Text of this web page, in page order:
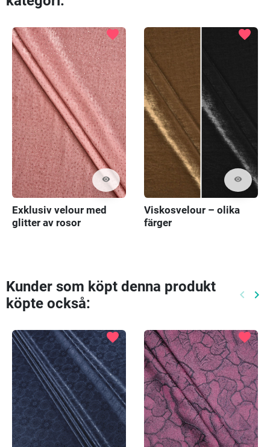
visibility
favorite
Exklusiv velour med
glitter av rosor
visibility
favorite
Viskosvelour – olika
färger
Kunder som köpt denna produkt
köpte också:
keyboard_arrow_left keyboard_arrow_right
favorite favorite